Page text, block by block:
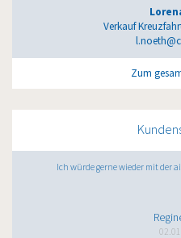
Verkauf
Zum
Ich würde gerne wieder mit der